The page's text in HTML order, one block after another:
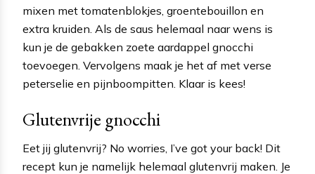
mixen met tomatenblokjes, groentebouillon en
extra kruiden. Als de saus helemaal naar wens is
kun je de gebakken zoete aardappel gnocchi
toevoegen. Vervolgens maak je het af met verse
peterselie en pijnboompitten. Klaar is kees!
Glutenvrije gnocchi
Eet jij glutenvrij? No worries, I’ve got your back! Dit
recept kun je namelijk helemaal glutenvrij maken. Je